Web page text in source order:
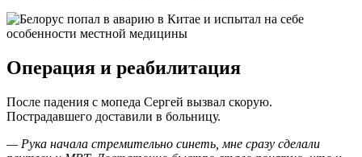
Операция и реабилитация
После падения с мопеда Сергей вызвал скорую.
Пострадавшего доставили в больницу.
— Рука начала стремительно синеть, мне сразу сделали